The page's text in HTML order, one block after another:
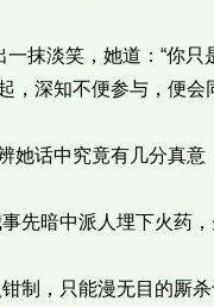
抹淡笑，她道：“你只
，深知不便参与，便会
话中究竟有几分真意
暗中派人埋下火药，
，只能漫无目的厮杀